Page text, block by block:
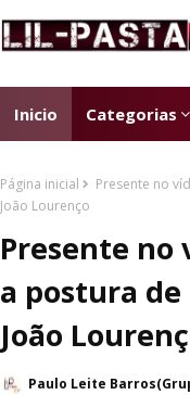
Inicio Categorias
Página inicial
Presente no
João Lourenço
Presente no
a postura
João
Paulo Leite